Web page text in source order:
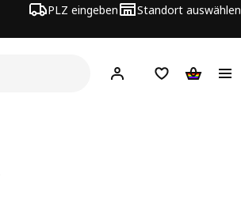
PLZ eingeben Standort auswählen
Hej! Hier einloggen
Merkzettel